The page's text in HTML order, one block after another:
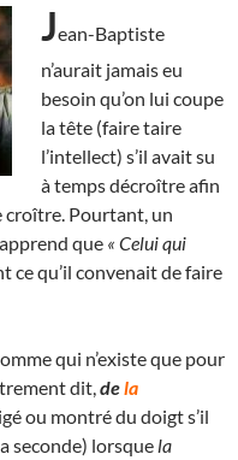
Jean-Baptiste
n’aurait jamais eu
besoin qu’on lui coupe
la tête (faire taire
l’intellect) s’il avait su
à temps décroître afin
croître. Pourtant, un
que « Celui qui
ce qu’il convenait de faire
qui n’existe que pour
dit, dela
ou montré du doigt s’il
seconde) lorsque la